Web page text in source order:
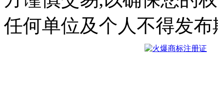
任何单位及个人不得发